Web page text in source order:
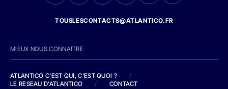
TOUSLESCONTACTS@ATLANTICO.FR
MIEUX NOUS CONNAITRE
ATLANTICO C'EST QUI, C'EST QUOI ?
/
LE RESEAU D'ATLANTICO
/ CONTACT